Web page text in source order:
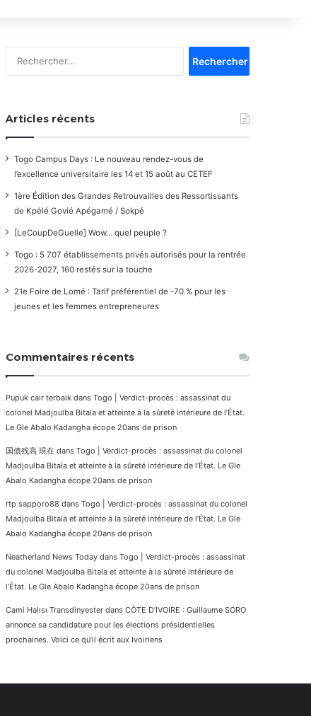
Articles récents
Togo Campus Days : Le nouveau rendez-vous de
l’excellence universitaire les 14 et 15 août au CETEF
1ère Édition des Grandes Retrouvailles des Ressortissants
de Kpélé Govié Apégamé / Sokpé
[LeCoupDeGuelle] Wow… quel peuple ?
Togo : 5 707 établissements privés autorisés pour la rentrée
2026-2027, 160 restés sur la touche
21e Foire de Lomé : Tarif préférentiel de -70 % pour les
jeunes et les femmes entrepreneures
Commentaires récents
Pupuk cair terbaik dans Togo | Verdict-procès : assassinat du
colonel Madjoulba Bitala et atteinte à la sûreté intérieure de l’État.
Le Gle Abalo Kadangha écope 20ans de prison
国債残高 現在 dans Togo | Verdict-procès : assassinat du colonel
Madjoulba Bitala et atteinte à la sûreté intérieure de l’État. Le Gle
Abalo Kadangha écope 20ans de prison
rtp sapporo88 dans Togo | Verdict-procès : assassinat du colonel
Madjoulba Bitala et atteinte à la sûreté intérieure de l’État. Le Gle
Abalo Kadangha écope 20ans de prison
Neatherland News Today dans Togo | Verdict-procès : assassinat
du colonel Madjoulba Bitala et atteinte à la sûreté intérieure de
l’État. Le Gle Abalo Kadangha écope 20ans de prison
Cami Halısı Transdinyester dans CÔTE D’IVOIRE : Guillaume SORO
annonce sa candidature pour les élections présidentielles
prochaines. Voici ce qu’il écrit aux Ivoiriens